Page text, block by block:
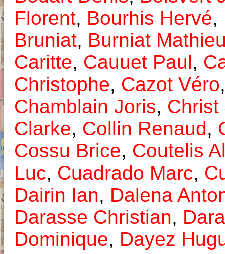
Florent, Bourhis Hervé,
Bruniat, Burniat
Caritte, Cauuet Paul,
Christophe, Cazot Véro
Chamblain Joris, Christ
Clarke, Collin Renaud,
Cossu Brice, Coutelis
Luc, Cuadrado Marc,
Dairin Ian, Dalena
Darasse Christian,
Dominique, Dayez